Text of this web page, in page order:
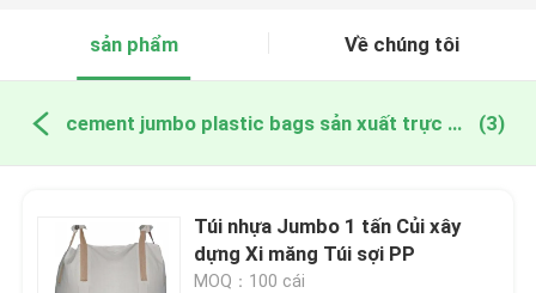
sản phẩm Về chúng tôi
cement jumbo plastic bags sản xuất trực tuyến (3)
Túi nhựa Jumbo 1 tấn Củi xây
dựng Xi măng Túi sợi PP
MOQ：100 cái